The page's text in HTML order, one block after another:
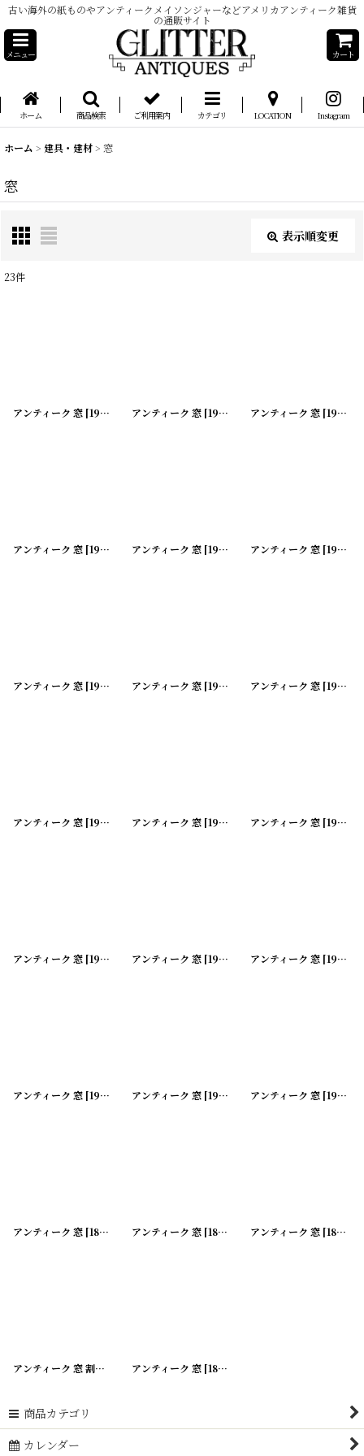
古い海外の紙ものやアンティークメイソンジャーなどアメリカアンティーク雑貨
の通販サイト
メニュー カート
ホーム 商品検索 ご利用案内 カテゴリ LOCATION Instagram
ホーム > 建具・建材> 窓
窓
表示順変更
閉じる
23件
アンティーク 窓 [191113-01 ]アンティーク 窓 [191113-02 ]
アンティーク 窓 [191113-03
アンティーク 窓 [191113-04 ]
アンティーク 窓 [191113-05 ]
アンティーク 窓 [191113-06
アンティーク 窓 [191113-07 ]
アンティーク 窓 [191113-08 ]
アンティーク 窓 [191113-09
アンティーク 窓 [191113-10 ]アンティーク 窓 [191112-05 ]
アンティーク 窓 [191112-06
アンティーク 窓 [191112-07 ]
アンティーク 窓 [191112-08 ]
アンティーク 窓 [191112-09
アンティーク 窓 [191112-10 ]
アンティーク 窓 [191112-11 ]アンティーク 窓 [191112-12
アンティーク 窓 [180205-19 ]
アンティーク 窓 [180205-20 ]
アンティーク 窓 [180205-29
アンティーク 窓 割れ有り 180205-39]
アンティーク 窓 [180205-15
商品カテゴリ
カレンダー